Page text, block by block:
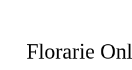
Florarie